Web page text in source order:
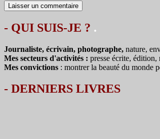
- QUI SUIS-JE ? .
Journaliste, écrivain, photographe, nature,
Mes secteurs d'activités : presse écrite, édition,
Mes convictions : montrer la beauté du monde
- DERNIERS LIVRES